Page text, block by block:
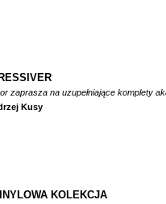
zaprasza na uzupełniające komplety
Kusy
KOLEKCJA